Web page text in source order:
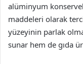
alüminyum
maddeleri olarak
yüzeyinin parlak
sunar hem de gıda